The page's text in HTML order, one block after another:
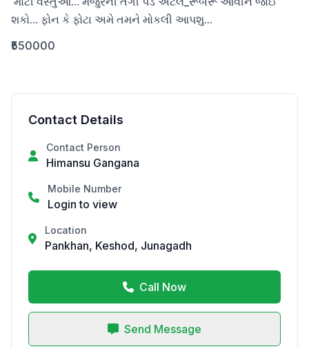
શકો... ફોન કે ફોટા અમે તમને મોકલી આપશુ...
₹550000
Contact Details
Contact Person
Himansu Gangana
Mobile Number
Login to view
Location
Pankhan, Keshod, Junagadh
Call Now
Send Message